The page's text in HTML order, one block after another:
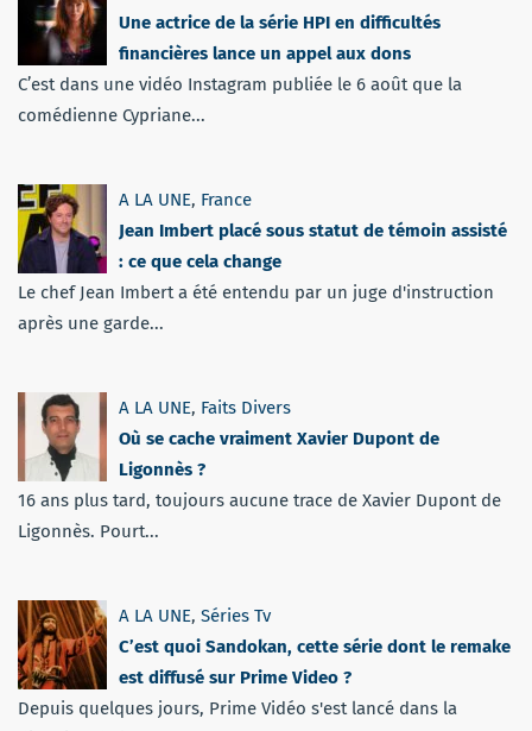
Une actrice de la série HPI en difficultés
financières lance un appel aux dons
C’est dans une vidéo Instagram publiée le 6 août que la
comédienne Cypriane...
A LA UNE, France
Jean Imbert placé sous statut de témoin assisté
: ce que cela change
Le chef Jean Imbert a été entendu par un juge d'instruction
après une garde...
A LA UNE, Faits Divers
Où se cache vraiment Xavier Dupont de
Ligonnès ?
16 ans plus tard, toujours aucune trace de Xavier Dupont de
Ligonnès. Pourt...
A LA UNE, Séries Tv
C’est quoi Sandokan, cette série dont le remake
est diffusé sur Prime Video ?
Depuis quelques jours, Prime Vidéo s'est lancé dans la